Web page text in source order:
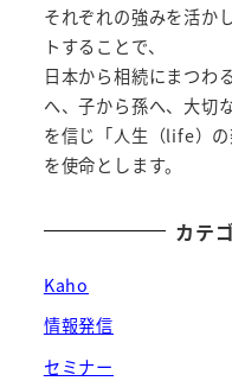
それぞれの強みを活か
トすることで、
日本から相続にまつわ
へ、子から孫へ、大切
を信じ「人生（life）
を使命とします。
カテ
Kaho
情報発信
セミナー